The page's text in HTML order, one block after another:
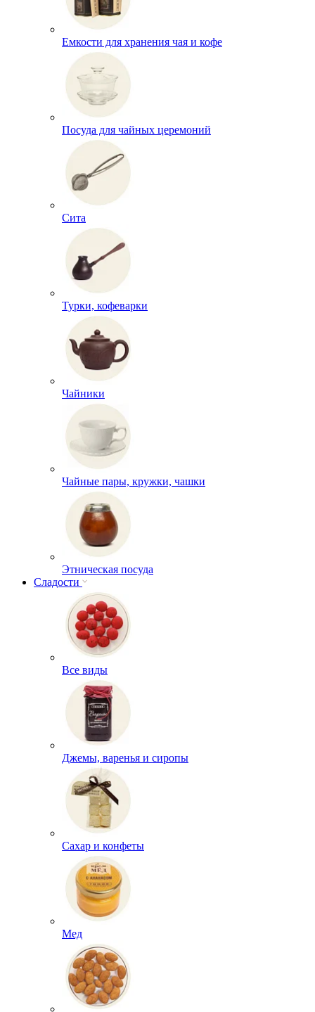
Емкости для хранения чая и кофе
Посуда для чайных церемоний
Сита
Турки, кофеварки
Чайники
Чайные пары, кружки, чашки
Этническая посуда
Сладости
Все виды
Джемы, варенья и сиропы
Сахар и конфеты
Мед